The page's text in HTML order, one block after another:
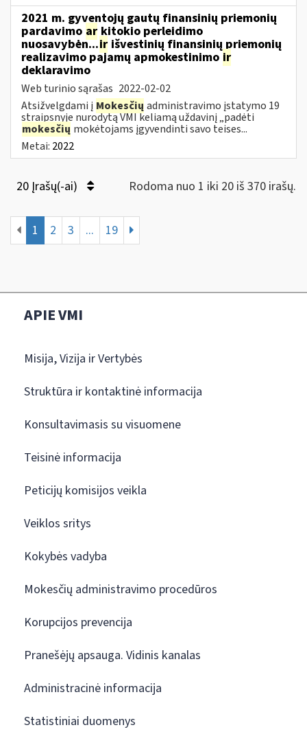
2021 m. gyventojų gautų finansinių priemonių
pardavimo ar kitokio perleidimo
nuosavybėn...ir išvestinių finansinių priemonių
realizavimo pajamų apmokestinimo ir
deklaravimo
Web turinio sąrašas 2022-02-02
Atsižvelgdami į Mokesčių administravimo įstatymo 19
straipsnyje nurodytą VMI keliamą uždavinį „padėti
mokesčių mokėtojams įgyvendinti savo teises...
Metai: 2022
20 Įrašų(-ai) Rodoma nuo 1 iki 20 iš 370 irašų.
1 2 3 ... 19
APIE VMI
Misija, Vizija ir Vertybės
Struktūra ir kontaktinė informacija
Konsultavimasis su visuomene
Teisinė informacija
Peticijų komisijos veikla
Veiklos sritys
Kokybės vadyba
Mokesčių administravimo procedūros
Korupcijos prevencija
Pranešėjų apsauga. Vidinis kanalas
Administracinė informacija
Statistiniai duomenys